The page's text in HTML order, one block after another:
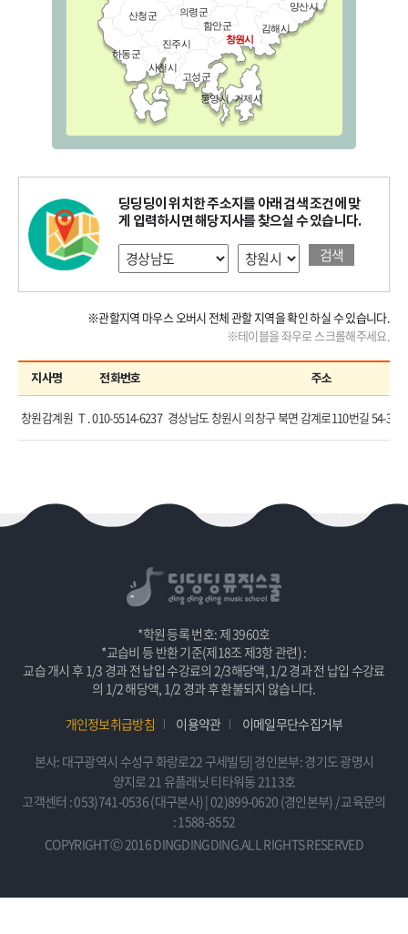
양산시
김해시
창원시
함안군
의령군
산청군
진주시
하동군
사천시
고성군
통영시 거제시
딩딩딩이 위치한 주소지를 아래 검색 조건에 맞
게 입력하시면 해당지사를 찾으실 수 있습니다.
검색
※관할지역 마우스 오버시 전체 관할 지역을 확인 하실 수 있습니다.
※테이블을 좌우로 스크롤해주세요.
지사명 전화번호 주소
창원감계원 T . 010-5514-6237 경상남도 창원시 의창구 북면 감계로110번길 54-3
*학원 등록 번호: 제 3960호
*교습비 등 반환 기준(제18조 제3항 관련) :
교습 개시 후 1/3 경과 전 납입 수강료의 2/3해당액, 1/2 경과 전 납입 수강료
의 1/2 해당액, 1/2 경과 후 환불되지 않습니다.
개인정보취급방침
이용약관 이메일무단수집거부
본사: 대구광역시 수성구 화랑로22 구세빌딩| 경인본부: 경기도 광명시
양지로 21 유플래닛 티타워동 2113호
고객센터 : 053)741-0536 (대구본사) | 02)899-0620 (경인본부) / 교육문의
: 1588-8552
COPYRIGHT Ⓒ 2016 DINGDINGDING.ALL RIGHTS RESERVED